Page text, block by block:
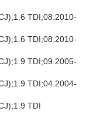
TDI;08.2010-
TDI;08.2010-
TDI;09.2005-
TDI;04.2004-
TDI